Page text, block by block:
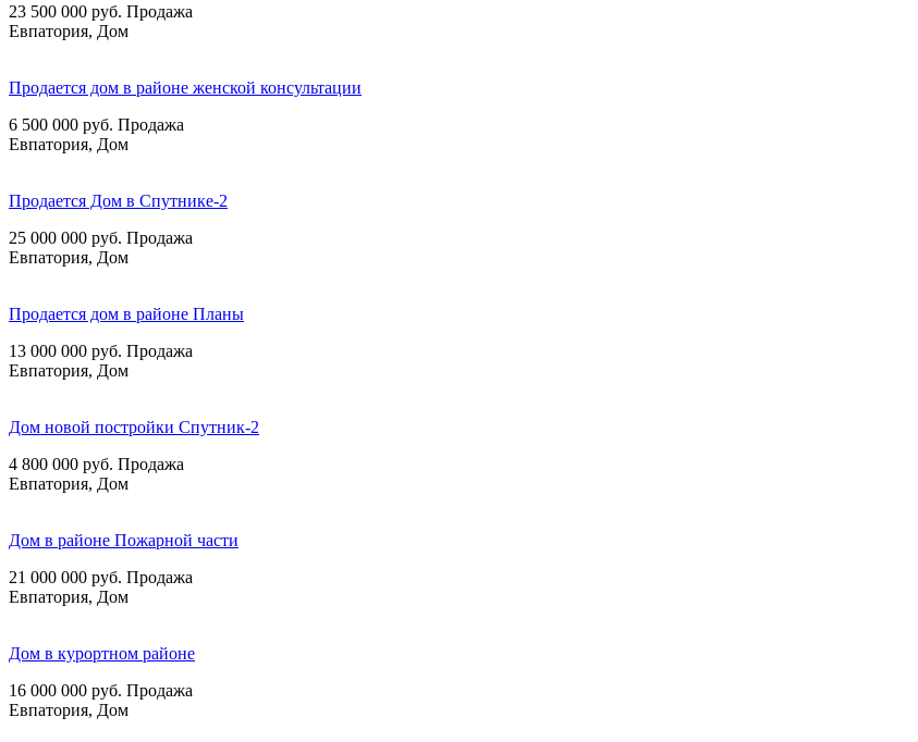
23 500 000 руб. Продажа
Евпатория, Дом
Продается дом в районе женской консультации
6 500 000 руб. Продажа
Евпатория, Дом
Продается Дом в Спутнике-2
25 000 000 руб. Продажа
Евпатория, Дом
Продается дом в районе Планы
13 000 000 руб. Продажа
Евпатория, Дом
Дом новой постройки Спутник-2
4 800 000 руб. Продажа
Евпатория, Дом
Дом в районе Пожарной части
21 000 000 руб. Продажа
Евпатория, Дом
Дом в курортном районе
16 000 000 руб. Продажа
Евпатория, Дом